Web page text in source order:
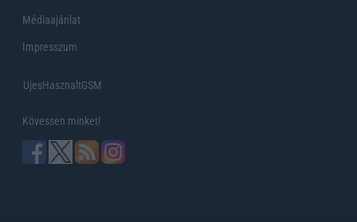
Médiaajánlat
Impresszum
UjesHasznaltGSM
Kövessen minket!